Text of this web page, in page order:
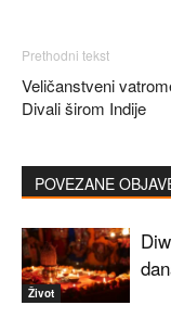
Prethodni tekst
Veličanstveni
Divali širom Indije
POVEZANE
Život